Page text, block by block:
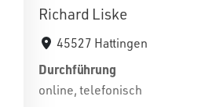
Richard Liske
45527 Hattingen
Durchführung
online, telefonisch